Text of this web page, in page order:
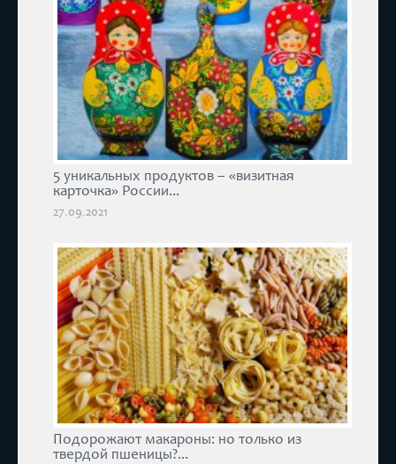
5 уникальных продуктов – «визитная
карточка» России...
27.09.2021
Подорожают макароны: но только из
твердой пшеницы?...